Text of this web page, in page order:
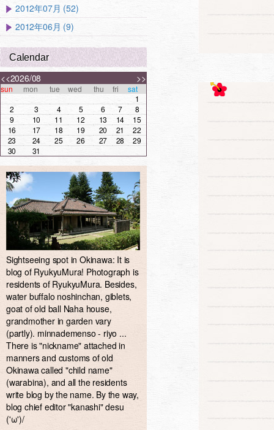
2012年07月 (52)
2012年06月 (9)
Calendar
<< >>
2026/08
sun mon tue wed thu fri
sat
1
2
3 4 5 6 7
8
9
10 11 12 13 14
15
16
17 18 19 20 21
22
23
24 25 26 27 28
29
30
31
Sightseeing spot in Okinawa: It is
blog of RyukyuMura! Photograph is
residents of RyukyuMura. Besides,
water buffalo noshinchan, giblets,
goat of old ball Naha house,
grandmother in garden vary
(partly). minnademenso - riyo ...
There is "nickname" attached in
manners and customs of old
Okinawa called "child name"
(warabina), and all the residents
write blog by the name. By the way,
blog chief editor "kanashi" desu
('ω')/